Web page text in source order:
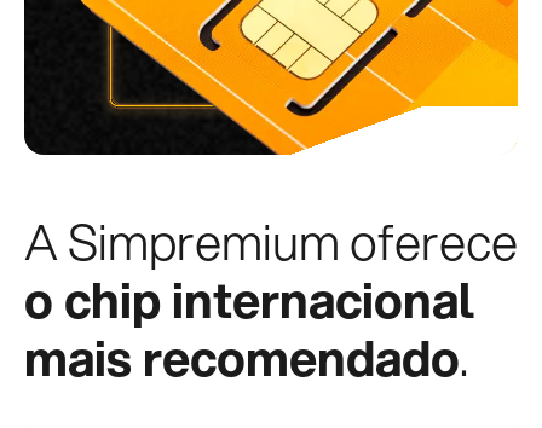
A Simpremium oferece
o chip internacional
mais recomendado.